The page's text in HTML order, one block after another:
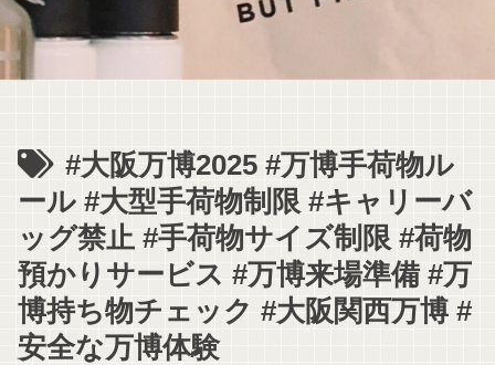
#大阪万博2025 #万博手荷物ル
ール #大型手荷物制限 #キャリーバ
ッグ禁止 #手荷物サイズ制限 #荷物
預かりサービス #万博来場準備 #万
博持ち物チェック #大阪関西万博 #
安全な万博体験